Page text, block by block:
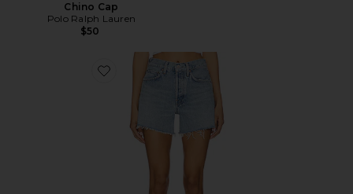
Chino Cap
Polo Ralph Lauren
$50
Favorite Parker Long Short